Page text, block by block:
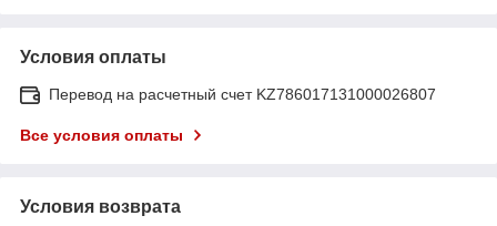
Условия оплаты
Перевод на расчетный счет KZ786017131000026807
Все условия оплаты
Условия возврата